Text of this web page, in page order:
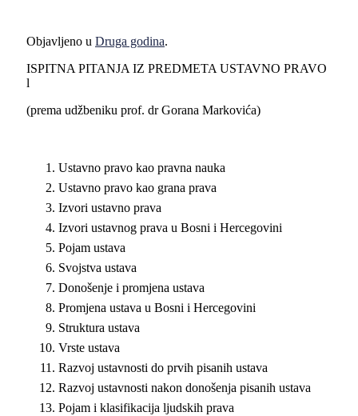
Objavljeno u Druga godina.
ISPITNA PITANJA IZ PREDMETA USTAVNO PRAVO
l
(prema udžbeniku prof. dr Gorana Markovića)
Ustavno pravo kao pravna nauka
Ustavno pravo kao grana prava
Izvori ustavno prava
Izvori ustavnog prava u Bosni i Hercegovini
Pojam ustava
Svojstva ustava
Donošenje i promjena ustava
Promjena ustava u Bosni i Hercegovini
Struktura ustava
Vrste ustava
Razvoj ustavnosti do prvih pisanih ustava
Razvoj ustavnosti nakon donošenja pisanih ustava
Pojam i klasifikacija ljudskih prava